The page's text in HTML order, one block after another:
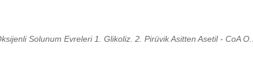
Solunum Evreleri 1. Glikoliz. 2. Pirüvik Asitten Asetil - CoA O...